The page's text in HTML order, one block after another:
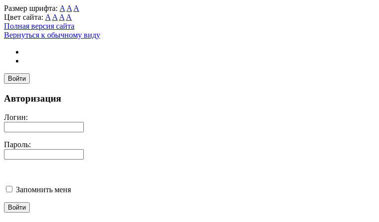
Размер шрифта: A A A
Цвет сайта: A A A A
Полная версия сайта
Вернуться к обычному виду
Войти
Авторизация
Логин:
Пароль:
Запомнить меня